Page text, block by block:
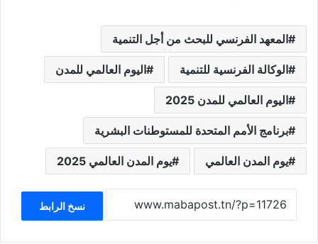
المعهد الفرنسي للبحث من أجل التنمية
الوكالة الفرنسية للتنمية اليوم العالمي للمدن
اليوم العالمي للمدن 2025
برنامج الأمم المتحدة للمستوطنات البشرية
يوم المدن العالمي يوم المدن العالمي 2025
نسخ الرابط